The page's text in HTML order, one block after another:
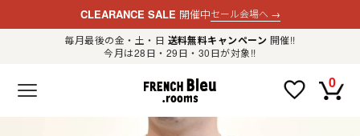
CLEARANCE SALE 開催中セール会場へ →
毎月最後の金・土・日 送料無料キャンペーン 開催!!
今月は28日・29日・30日が対象!!
F
R
N
C
0
ログイン